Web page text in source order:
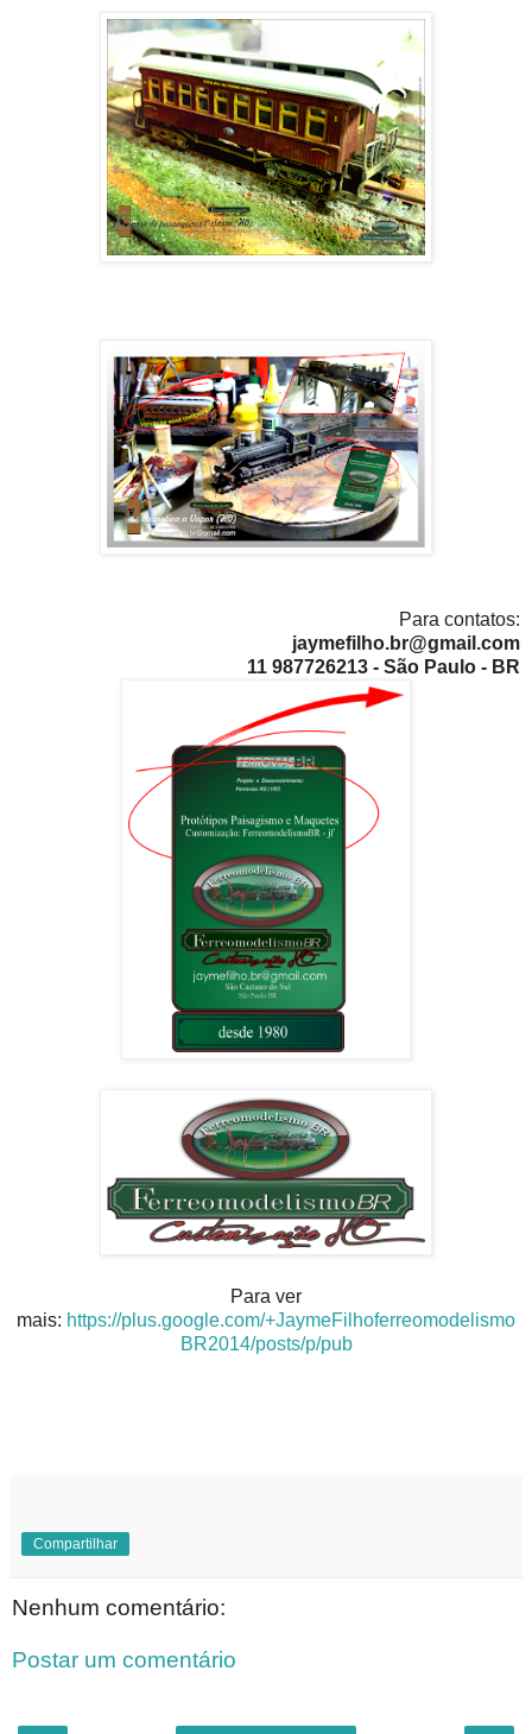
Para contatos:
jaymefilho.br@gmail.com
11 987726213 - São Paulo - BR
Para ver
mais: https://plus.google.com/+JaymeFilhoferreomodelismo
BR2014/posts/p/pub
Compartilhar
Nenhum comentário:
Postar um comentário